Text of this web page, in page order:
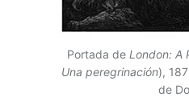
Portada de London: A
Una peregrinación),
de